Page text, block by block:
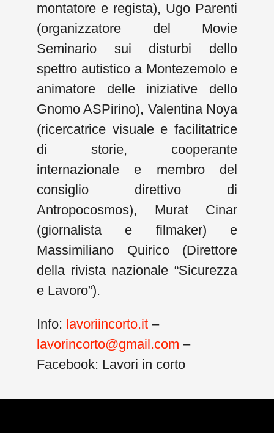
montatore e regista), Ugo Parenti
(organizzatore del Movie
Seminario sui disturbi dello
spettro autistico a Montezemolo e
animatore delle iniziative dello
Gnomo ASPirino), Valentina Noya
(ricercatrice visuale e facilitatrice
di storie, cooperante
internazionale e membro del
consiglio direttivo di
Antropocosmos), Murat Cinar
(giornalista e filmaker) e
Massimiliano Quirico (Direttore
della rivista nazionale “Sicurezza
e Lavoro”).
Info: lavoriincorto.it –
lavorincorto@gmail.com –
Facebook: Lavori in corto